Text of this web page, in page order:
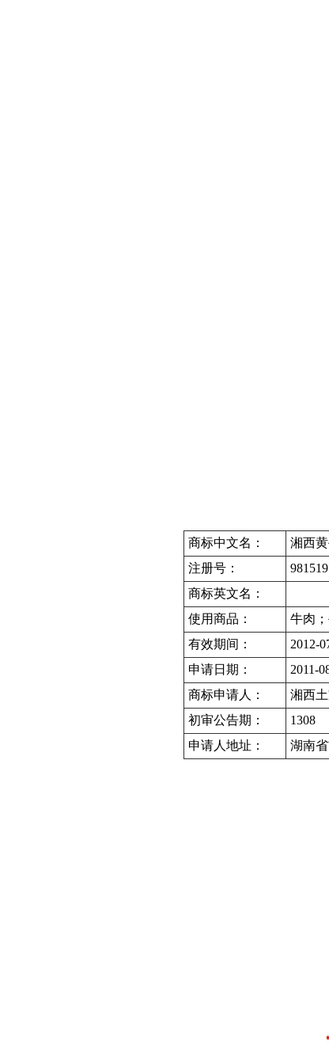
商标中文名：
湘西
注册号：
商标英文名：
使用商品：
牛肉
有效期间：
2012-
申请日期：
2011-
商标申请人：
湘西
初审公告期：
1308
申请人地址：
湖南